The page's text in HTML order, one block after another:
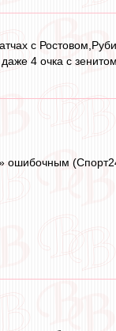
с
4 очка с
ошибочным